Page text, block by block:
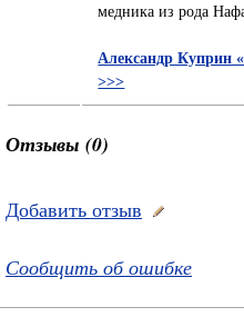
медника из рода
Александр Куприн
>>>
Отзывы (0)
Добавить отзыв
Сообщить об ошибке